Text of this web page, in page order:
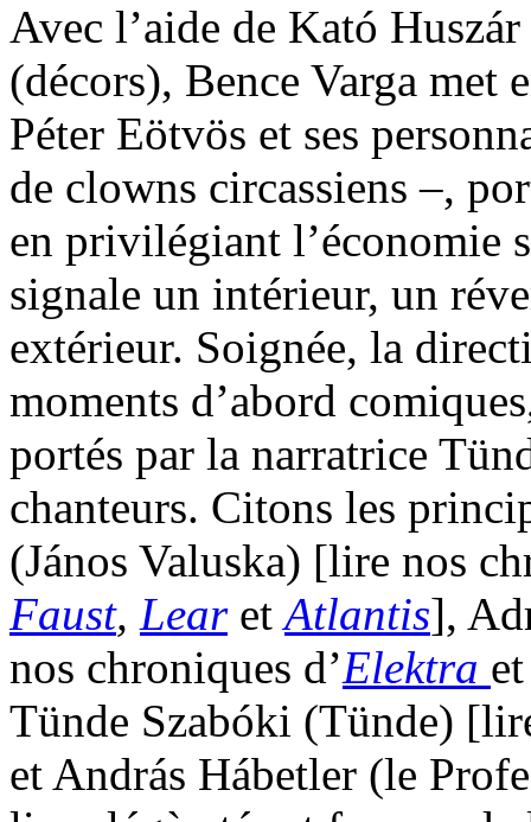
Avec l’aide de Kató
(décors), Bence Varga met
Péter Eötvös et ses
de clowns circassiens –,
en privilégiant l’économie
signale un intérieur, un
extérieur. Soignée, la
moments d’abord
portés par la narratrice
chanteurs. Citons les
(János Valuska) [lire nos
Faust, LearetAtlantis],
nos chroniques d’Elektra
Tünde Szabóki (Tünde)
et András Hábetler (le